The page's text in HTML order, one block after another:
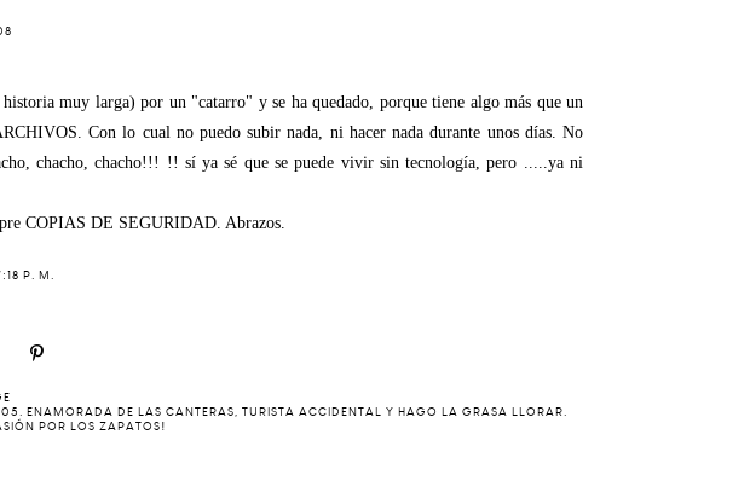
muy larga) por un "catarro" y se ha quedado, porque tiene algo más que un
Con lo cual no puedo subir nada, ni hacer nada durante unos días. No
chacho, chacho!!! !! sí ya sé que se puede vivir sin tecnología, pero .....ya ni
COPIAS DE SEGURIDAD. Abrazos.
P. M.
ENAMORADA DE LAS CANTERAS, TURISTA ACCIDENTAL Y HAGO LA GRASA LLORAR.
POR LOS ZAPATOS!